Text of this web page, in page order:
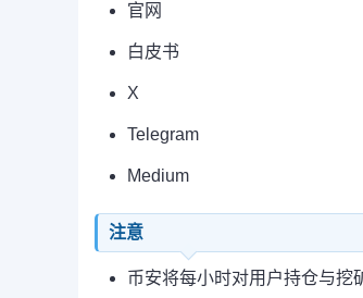
官网
白皮书
X
Telegram
Medium
注意
币安将每小时对用户持仓与挖